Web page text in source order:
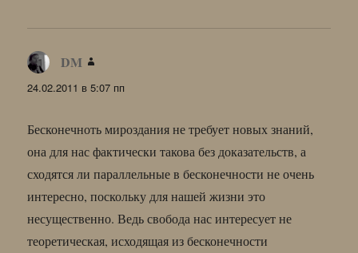
DM
24.02.2011 в 5:07 пп
Бесконечноть мироздания не требует новых знаний,
она для нас фактически такова без доказательств, а
сходятся ли параллельные в бесконечности не очень
интересно, поскольку для нашей жизни это
несущественно. Ведь свобода нас интересует не
теоретическая, исходящая из бесконечности